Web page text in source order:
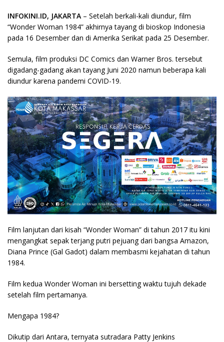
INFOKINI.ID, JAKARTA – Setelah berkali-kali diundur, film
“Wonder Woman 1984” akhirnya tayang di bioskop Indonesia
pada 16 Desember dan di Amerika Serikat pada 25 Desember.
Semula, film produksi DC Comics dan Warner Bros. tersebut
digadang-gadang akan tayang Juni 2020 namun beberapa kali
diundur karena pandemi COVID-19.
Film lanjutan dari kisah “Wonder Woman” di tahun 2017 itu kini
mengangkat sepak terjang putri pejuang dari bangsa Amazon,
Diana Prince (Gal Gadot) dalam membasmi kejahatan di tahun
1984.
Film kedua Wonder Woman ini bersetting waktu tujuh dekade
setelah film pertamanya.
Mengapa 1984?
Dikutip dari Antara, ternyata sutradara Patty Jenkins